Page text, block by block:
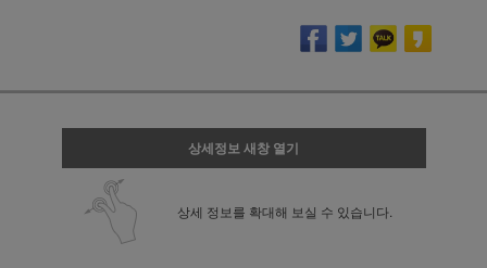
상세정보 새창 열기
상세 정보를 확대해 보실 수 있습니다.